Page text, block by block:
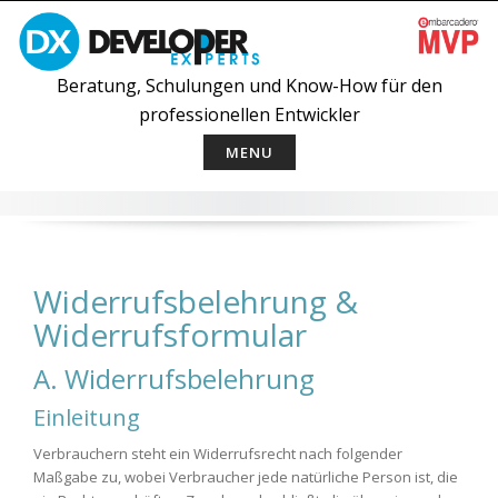
content
Beratung, Schulungen und Know-How für den
professionellen Entwickler
MENU
Widerrufsbelehrung &
Widerrufsformular
A. Widerrufsbelehrung
Einleitung
Verbrauchern steht ein Widerrufsrecht nach folgender
Maßgabe zu, wobei Verbraucher jede natürliche Person ist, die